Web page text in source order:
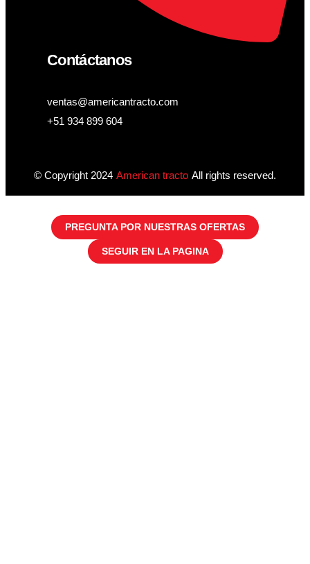
Contáctanos
ventas@americantracto.com
+51 934 899 604
© Copyright 2024 American tracto All rights reserved.
PREGUNTA POR NUESTRAS OFERTAS
SEGUIR EN LA PAGINA